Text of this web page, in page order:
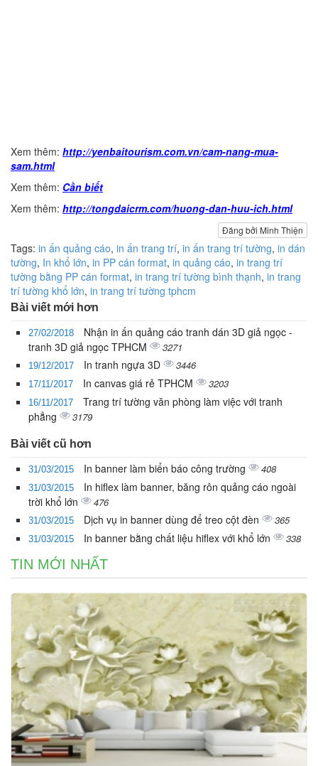
Xem thêm: http://yenbaitourism.com.vn/cam-nang-mua-
sam.html
Xem thêm: Cần biết
Xem thêm: http://tongdaicrm.com/huong-dan-huu-ich.html
Đăng bởi Minh Thiện
Tags: in ấn quảng cáo, in ấn trang trí, in ấn trang trí tường, in dán
tường, In khổ lớn, in PP cán format, in quảng cáo, in trang trí
tường bằng PP cán format, in trang trí tường bình thạnh, in trang
trí tường khổ lớn, in trang trí tường tphcm
Bài viết mới hơn
27/02/2018
Nhận in ấn quảng cáo tranh dán 3D giả ngọc -
tranh 3D giả ngọc TPHCM
3271
19/12/2017 In tranh ngựa 3D 3446
17/11/2017 In canvas giá rẻ TPHCM 3203
16/11/2017
Trang trí tường văn phòng làm việc với tranh
phẳng
3179
Bài viết cũ hơn
31/03/2015 In banner làm biển báo công trường 408
31/03/2015
In hiflex làm banner, băng rôn quảng cáo ngoài
trời khổ lớn
476
31/03/2015 Dịch vụ in banner dùng để treo cột đèn 365
31/03/2015 In banner bằng chất liệu hiflex với khổ lớn 338
TIN MỚI NHẤT